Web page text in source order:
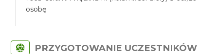
osobę
PRZYGOTOWANIE UCZESTNIKÓW